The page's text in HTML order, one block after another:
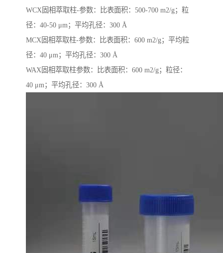
WCX固相萃取柱-参数：比表面积：500-700 m2/g；粒
径：40-50 μm；平均孔径：300 Å
MCX固相萃取柱-参数：比表面积：600 m2/g；平均粒
径：40 μm；平均孔径：300 Å
WAX固相萃取柱参数：比表面积：600 m2/g；粒径：
40 μm；平均孔径：300 Å